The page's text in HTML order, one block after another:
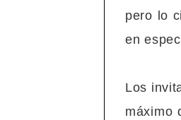
pero lo
en
Los
máximo